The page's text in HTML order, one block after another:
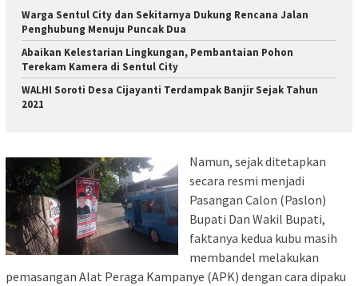
Warga Sentul City dan Sekitarnya Dukung Rencana Jalan
Penghubung Menuju Puncak Dua
Abaikan Kelestarian Lingkungan, Pembantaian Pohon
Terekam Kamera di Sentul City
WALHI Soroti Desa Cijayanti Terdampak Banjir Sejak Tahun
2021
Namun, sejak ditetapkan
secara resmi menjadi
Pasangan Calon (Paslon)
Bupati Dan Wakil Bupati,
faktanya kedua kubu masih
membandel melakukan
pemasangan Alat Peraga Kampanye (APK) dengan cara dipaku